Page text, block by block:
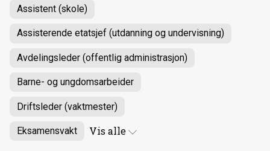
Assistent (skole)
Assisterende etatsjef (utdanning og undervisning)
Avdelingsleder (offentlig administrasjon)
Barne- og ungdomsarbeider
Driftsleder (vaktmester)
Eksamensvakt Vis alle